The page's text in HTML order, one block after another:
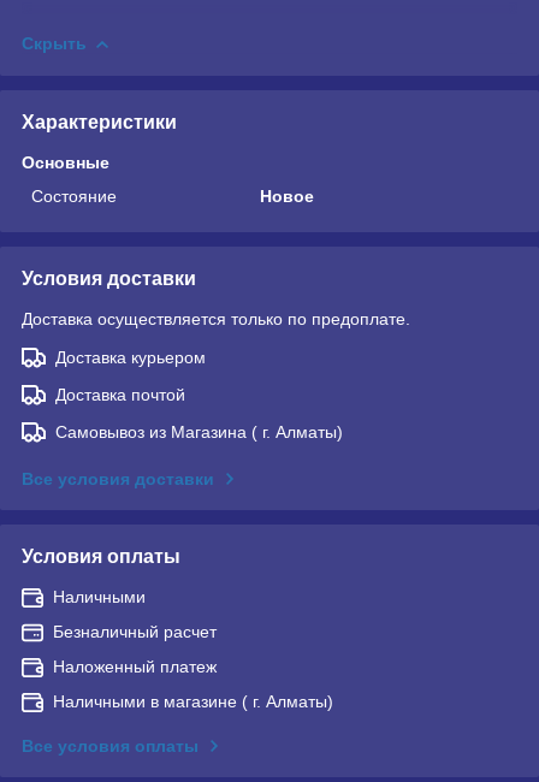
Скрыть
Характеристики
Основные
Состояние
Новое
Условия доставки
Доставка осуществляется только по предоплате.
Доставка курьером
Доставка почтой
Самовывоз из Магазина ( г. Алматы)
Все условия доставки
Условия оплаты
Наличными
Безналичный расчет
Наложенный платеж
Наличными в магазине ( г. Алматы)
Все условия оплаты